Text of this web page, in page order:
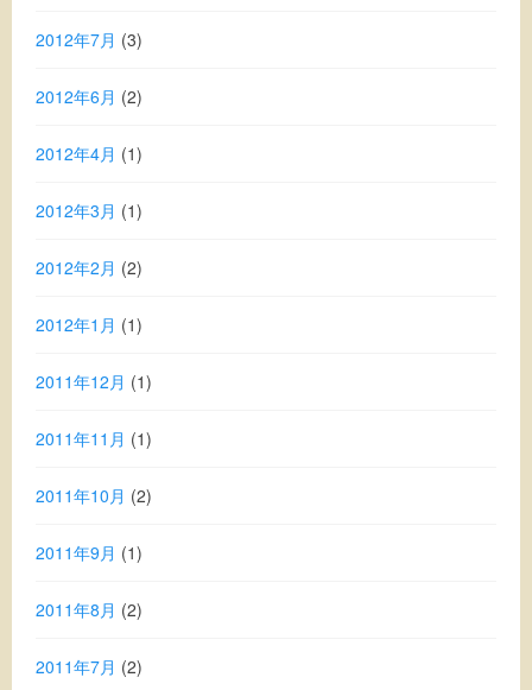
2012年7月 (3)
2012年6月 (2)
2012年4月 (1)
2012年3月 (1)
2012年2月 (2)
2012年1月 (1)
2011年12月 (1)
2011年11月 (1)
2011年10月 (2)
2011年9月 (1)
2011年8月 (2)
2011年7月 (2)